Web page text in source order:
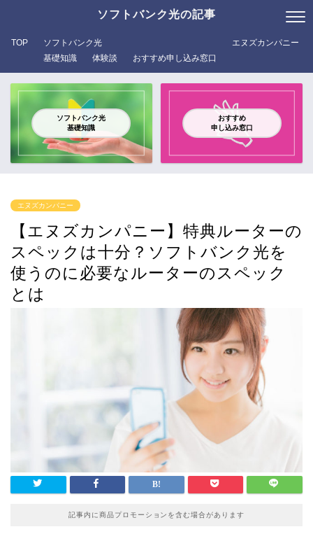
ソフトバンク光の記事
TOP
ソフトバンク光
基礎知識
体験談 おすすめ申し込み窓口
エヌズカンパニー
ソフトバンク光
基礎知識
おすすめ
申し込み窓口
エヌズカンパニー
【エヌズカンパニー】特典ルーターの
スペックは十分？ソフトバンク光を
使うのに必要なルーターのスペック
とは
記事内に商品プロモーションを含む場合があります